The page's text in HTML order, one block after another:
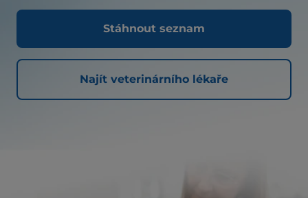
Stáhnout seznam
Najít veterinárního lékaře